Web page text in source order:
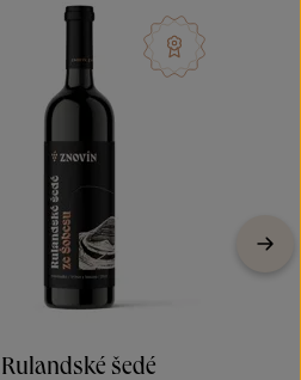
Rulandské šedé